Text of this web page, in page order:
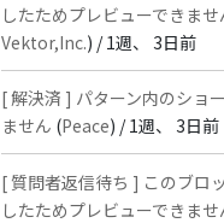
したためプレビューできませ
Vektor,Inc.) /1週、 3日前
[ 解決済 ] パターン内のショ
ません (Peace) /1週、 3日前
[ 質問者返信待ち ] このブロ
したためプレビューできませ